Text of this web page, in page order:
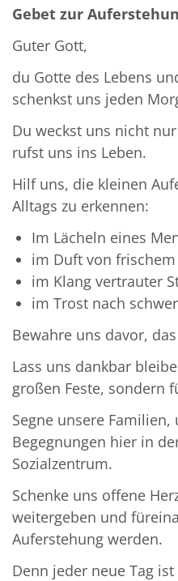
Gebet zur
Guter Gott,
du Gotte des Lebens
schenkst uns jeden
Du weckst uns nicht
rufst uns ins Leben.
Hilf uns, die kleinen
Alltags zu erkennen:
Im Lächeln eines
im Duft von
im Klang vertrauter
im Trost nach
Bewahre uns davor,
Lass uns dankbar
großen Feste, sondern
Segne unsere
Begegnungen hier in
Sozialzentrum.
Schenke uns offene
weitergeben und
Auferstehung werden.
Denn jeder neue Tag